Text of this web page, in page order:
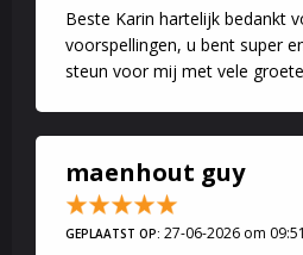
Beste Karin hartelijk bedankt
voorspellingen, u bent super
steun voor mij met vele
maenhout guy
GEPLAATST OP: 27-06-2026 om